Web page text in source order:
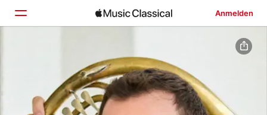
Anmelden
Entdecken
Suchen